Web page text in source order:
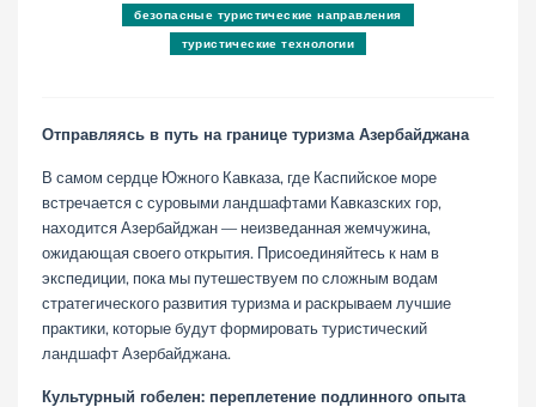
безопасные туристические направления
туристические технологии
Отправляясь в путь на границе туризма Азербайджана
В самом сердце Южного Кавказа, где Каспийское море
встречается с суровыми ландшафтами Кавказских гор,
находится Азербайджан — неизведанная жемчужина,
ожидающая своего открытия. Присоединяйтесь к нам в
экспедиции, пока мы путешествуем по сложным водам
стратегического развития туризма и раскрываем лучшие
практики, которые будут формировать туристический
ландшафт Азербайджана.
Культурный гобелен: переплетение подлинного опыта